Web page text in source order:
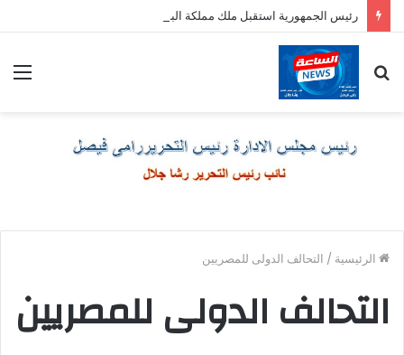
رئيس الجمهورية استقبل ملك مملكة البحرين الشقيقة
عن
الرئيسية / التحالف الدولى للمصريين
التحالف الدولى للمصريين